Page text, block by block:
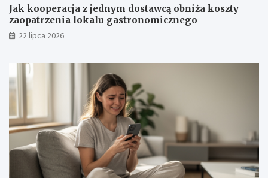
Jak kooperacja z jednym dostawcą obniża koszty
zaopatrzenia lokalu gastronomicznego
22 lipca 2026